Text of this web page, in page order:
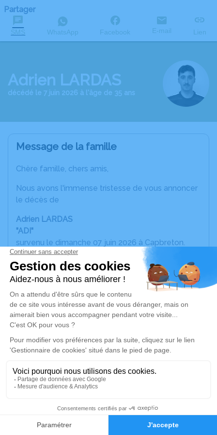
Faire-part Hommages
Partager
SMS WhatsApp Facebook E-mail Lien
Adrien LARDAS
décédé le 7 juin 2026 à l'âge de 35 ans
Message de la famille
Chère famille, chers amis,
Nous avons l'immense tristesse de vous annoncer
le décès de
Adrien LARDAS
"ADI"
survenu le dimanche 07 juin 2026 à Capbreton.
La cérémonie se déroulera le vendredi 12 juin 2026
à 09h00 en la Cathédrale Saint-Jean-Baptiste -
Place de la Cathédrale - 40800 Aire-sur-l'Adour.
La crémation aura lieu dans l'intimité familiale, ainsi
que l'inhumation de l'urne au cimetière du centre
de Aire-sur-l'Adour.
NI FLEURS, NI PLAQUES, NI COURONNES.
Vous pouvez utiliser cet espace pour laisser
partager des photos, des souvenirs, des
anecdotes ou exprimer vos pensées.
Cet endroit est un lieu d'expression dédié à
honorer la mémoire d’Adrien LARDAS.